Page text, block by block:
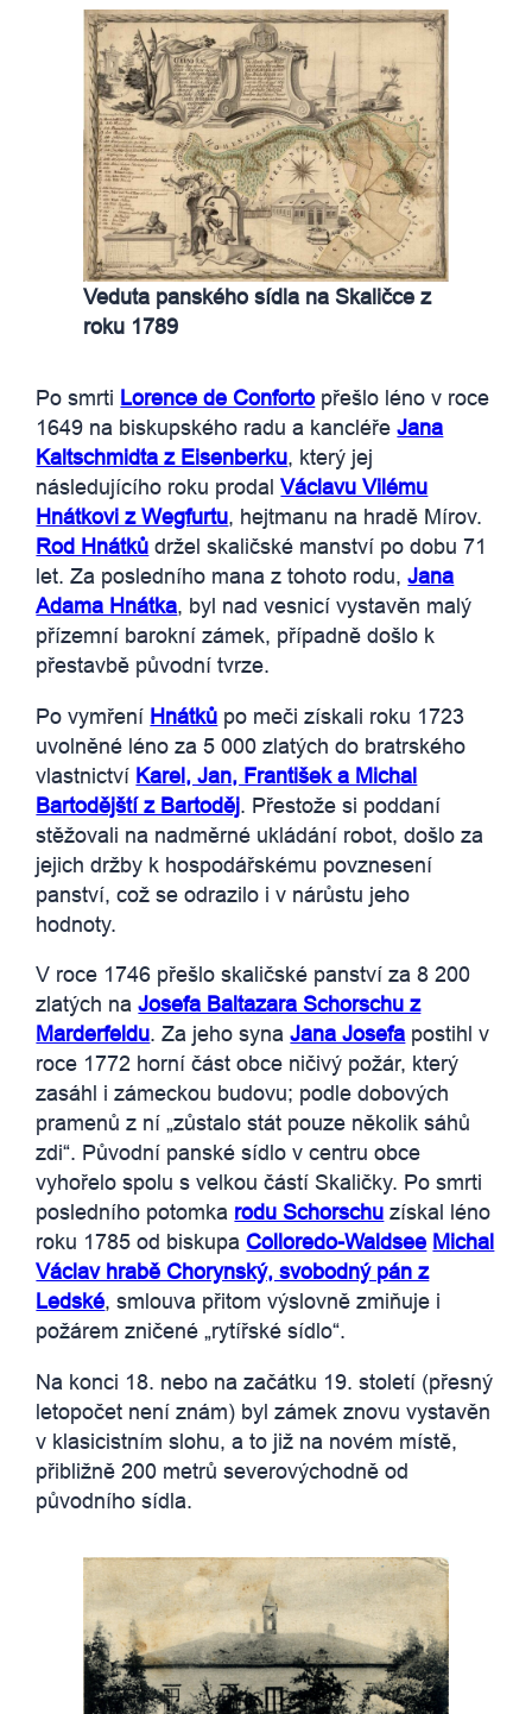
Veduta panského sídla na Skaličce z
roku 1789
Po smrti Lorence de Conforto přešlo léno v roce
1649 na biskupského radu a kancléřeJana
Kaltschmidta z Eisenberku, který jej
následujícího roku prodalVáclavu Vilému
Hnátkovi z Wegfurtu, hejtmanu na hradě Mírov.
Rod Hnátků držel skaličské manství po dobu 71
let. Za posledního mana z tohoto rodu,Jana
Adama Hnátka, byl nad vesnicí vystavěn malý
přízemní barokní zámek, případně došlo k
přestavbě původní tvrze.
Po vymření Hnátků po meči získali roku 1723
uvolněné léno za 5 000 zlatých do bratrského
vlastnictví Karel, Jan, František a Michal
Bartodějští z Bartoděj. Přestože si poddaní
stěžovali na nadměrné ukládání robot, došlo za
jejich držby k hospodářskému povznesení
panství, což se odrazilo i v nárůstu jeho
hodnoty.
V roce 1746 přešlo skaličské panství za 8 200
zlatých naJosefa Baltazara Schorschu z
Marderfeldu. Za jeho synaJana Josefa postihl v
roce 1772 horní část obce ničivý požár, který
zasáhl i zámeckou budovu; podle dobových
pramenů z ní „zůstalo stát pouze několik sáhů
zdi“. Původní panské sídlo v centru obce
vyhořelo spolu s velkou částí Skaličky. Po smrti
posledního potomka rodu Schorschu získal léno
roku 1785 od biskupa Colloredo-Waldsee Michal
Václav hrabě Chorynský, svobodný pán z
Ledské, smlouva přitom výslovně zmiňuje i
požárem zničené „rytířské sídlo“.
Na konci 18. nebo na začátku 19. století (přesný
letopočet není znám) byl zámek znovu vystavěn
v klasicistním slohu, a to již na novém místě,
přibližně 200 metrů severovýchodně od
původního sídla.